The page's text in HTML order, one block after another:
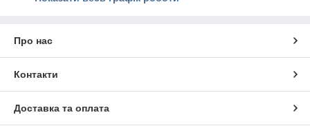
Про нас
Контакти
Доставка та оплата